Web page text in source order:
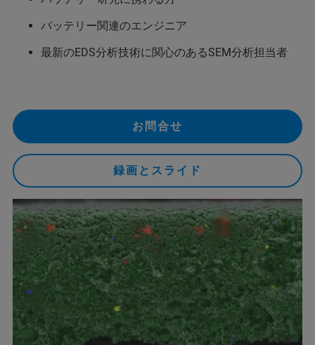
バッテリー関連のエンジニア
最新のEDS分析技術に関心のあるSEM分析担当者
お問合せ
録画とスライド